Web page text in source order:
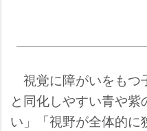
視覚に障がいをもつ
と同化しやすい青や
い」「視野が全体的